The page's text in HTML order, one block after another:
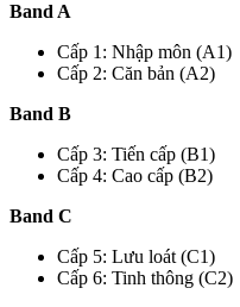
Band A
Cấp 1: Nhập môn (A1)
Cấp 2: Căn bản (A2)
Band B
Cấp 3: Tiến cấp (B1)
Cấp 4: Cao cấp (B2)
Band C
Cấp 5: Lưu loát (C1)
Cấp 6: Tinh thông (C2)